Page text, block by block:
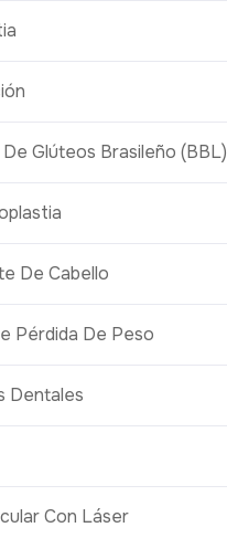
Glúteos Brasileño (BBL)
De Cabello
Pérdida De Peso
Dentales
Con Láser